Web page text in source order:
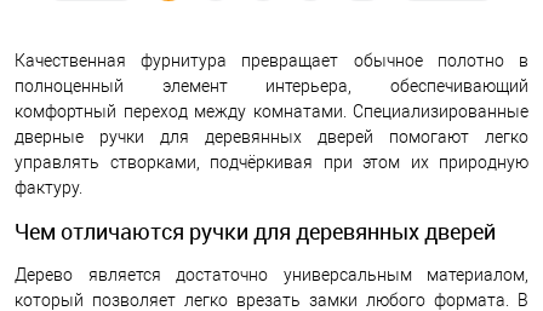
Качественная фурнитура превращает обычное полотно в
полноценный элемент интерьера, обеспечивающий
комфортный переход между комнатами. Специализированные
дверные ручки для деревянных дверей помогают легко
управлять створками, подчёркивая при этом их природную
фактуру.
Чем отличаются ручки для деревянных дверей
Дерево является достаточно универсальным материалом,
который позволяет легко врезать замки любого формата. В